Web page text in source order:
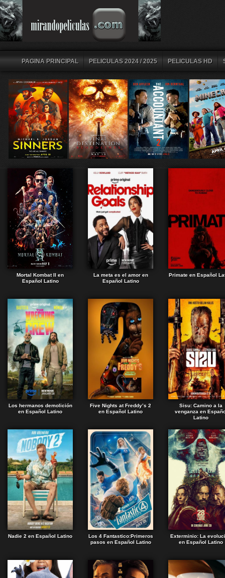
PAGINA PRINCIPAL PELICULAS 2024 / 2025 PELICULAS HD
Mortal Kombat II en
Español Latino
La meta es el amor en
Español Latino
Primate en Español
Los hermanos demolición
en Español Latino
Five Nights at Freddy’s 2
en Español Latino
Sisu: Camino a la
venganza en
Latino
Nadie 2 en Español Latino
Los 4 Fantastico:Primeros
pasos en Español Latino
Exterminio: La
en Español Latino